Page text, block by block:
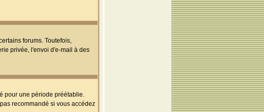
forums. Toutefois,
privée, l'envoi d'e-mail à des
pour une période préétablie.
recommandé si vous accédez